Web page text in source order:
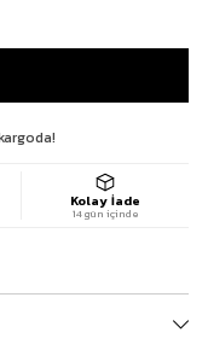
Kolay İade
14 gün içinde